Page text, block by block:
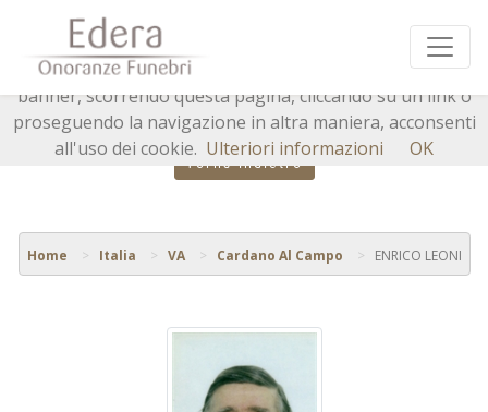
Torna indietro
Home Italia VA Cardano Al Campo ENRICO LEONI
Questo sito o gli strumenti terzi da questo utilizzati si
avvalgono di cookie necessari al funzionamento ed utili
alle finalità illustrate nella cookie policy. Chiudendo questo
banner, scorrendo questa pagina, cliccando su un link o
proseguendo la navigazione in altra maniera, acconsenti
all'uso dei cookie. Ulteriori informazioni OK